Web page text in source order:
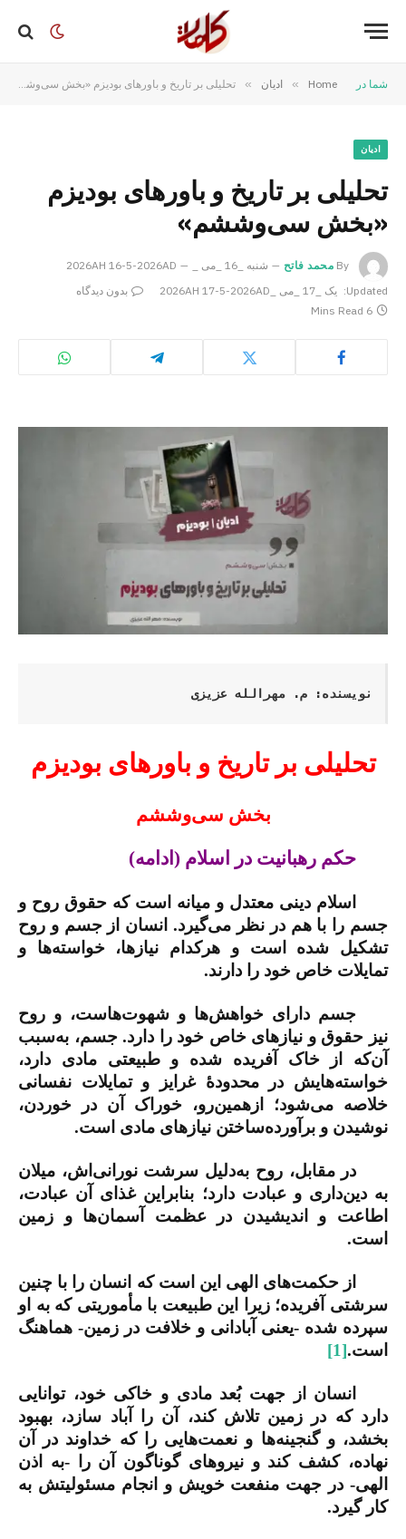
شما در Home
» ادیان » تحلیلی بر تاریخ و باورهای بودیزم «بخش سی‌وششم»
ادیان
تحلیلی بر تاریخ و باورهای بودیزم
«بخش سی‌وششم»
By محمد فاتح
شنبه _16 _می _2026AH 16-5-2026AD
Updated:
یک _17 _می _2026AH 17-5-2026AD
بدون دیدگاه
6 Mins Read
نویسنده: م. مهرالله عزیزی
تحلیلی بر تاریخ و باورهای بودیزم
بخش سی‌وششم
حکم رهبانیت در اسلام (ادامه)
اسلام دینی معتدل و میانه است که حقوق روح و
جسم را با هم در نظر می‌گیرد. انسان از جسم و روح
تشکیل شده است و هرکدام نیازها، خواسته‌ها و
تمایلات خاص خود را دارند.
جسم دارای خواهش‌ها و شهوت‌هاست، و روح
نیز حقوق و نیازهای خاص خود را دارد. جسم، به‌سبب
آن‌که از خاک آفریده شده و طبیعتی مادی دارد،
خواسته‌هایش در محدودۀ غرایز و تمایلات نفسانی
خلاصه می‌شود؛ ازهمین‌رو، خوراک آن در خوردن،
نوشیدن و برآورده‌ساختن نیازهای مادی است.
در مقابل، روح به‌دلیل سرشت نورانی‌اش، میلان
به دین‌داری و عبادت دارد؛ بنابراین غذای آن عبادت،
اطاعت و اندیشیدن در عظمت آسمان‌ها و زمین
است.
از حکمت‌های الهی این است که انسان را با چنین
سرشتی آفریده؛ زیرا این طبیعت با مأموریتی که به او
سپرده شده -یعنی آبادانی و خلافت در زمین- هماهنگ
است.[1]
انسان از جهت بُعد مادی و خاکی خود، توانایی
دارد که در زمین تلاش کند، آن را آباد سازد، بهبود
بخشد، و گنجینه‌ها و نعمت‌هایی را که خداوند در آن
نهاده، کشف کند و نیروهای گوناگون آن را -به اذن
الهی- در جهت منفعت خویش و انجام مسئولیتش به
کار گیرد.